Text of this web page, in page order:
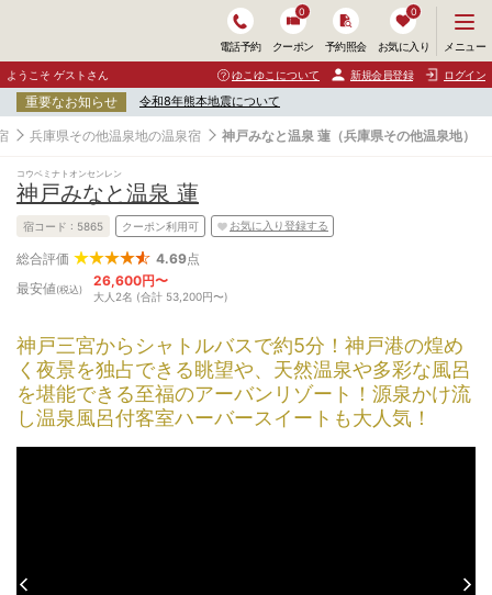
電話予約 クーポン
0
予約照会 お気に入り
0
ニ
ュ
ー
開
く
メニュー
ようこそ ゲストさん ゆこゆこについて 新規会員登録 ログイン
重要なお知らせ 令和8年熊本地震について
兵庫県その他温泉地の温泉宿 神戸みなと温泉 蓮（兵庫県その他温泉地）
コウベミナトオンセンレン
神戸みなと温泉 蓮
宿コード : 5865 クーポン利用可 お気に入り登録する
総合評価 4.69点
最安値(税込)
26,600円〜
大人2名 (合計 53,200円〜)
神戸三宮からシャトルバスで約5分！神戸港の煌め
く夜景を独占できる眺望や、天然温泉や多彩な風呂
を堪能できる至福のアーバンリゾート！源泉かけ流
し温泉風呂付客室ハーバースイートも大人気！